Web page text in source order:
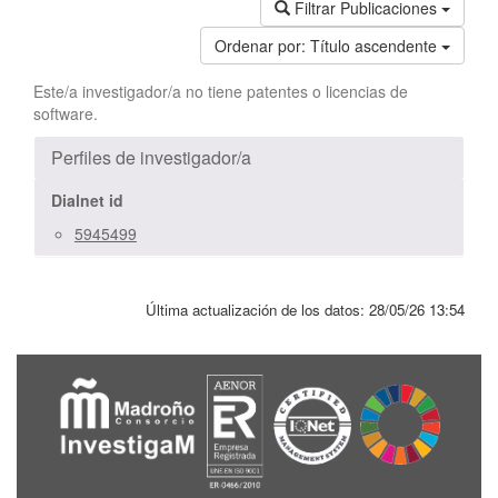
Filtrar Publicaciones
Ordenar por: Título ascendente
Este/a investigador/a no tiene patentes o licencias de
software.
Perfiles de investigador/a
Dialnet id
5945499
Última actualización de los datos: 28/05/26 13:54